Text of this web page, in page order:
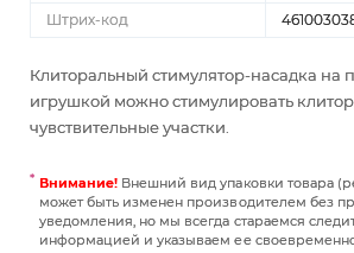
Штрих-код
Клиторальный стимулятор-насадка на
игрушкой можно стимулировать
чувствительные участки.
Внимание! Внешний вид упаковки товара
может быть изменен производителем без
уведомления, но мы всегда стараемся
информацией и указываем ее своевременно